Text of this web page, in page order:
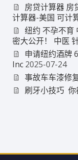
房贷计算器 房
计算器-美国 可计
纽约 不孕不育
密大公开！ 中医
申请纽约酒牌
Inc 2025-07-24
事故车车漆修
刷牙小技巧 你